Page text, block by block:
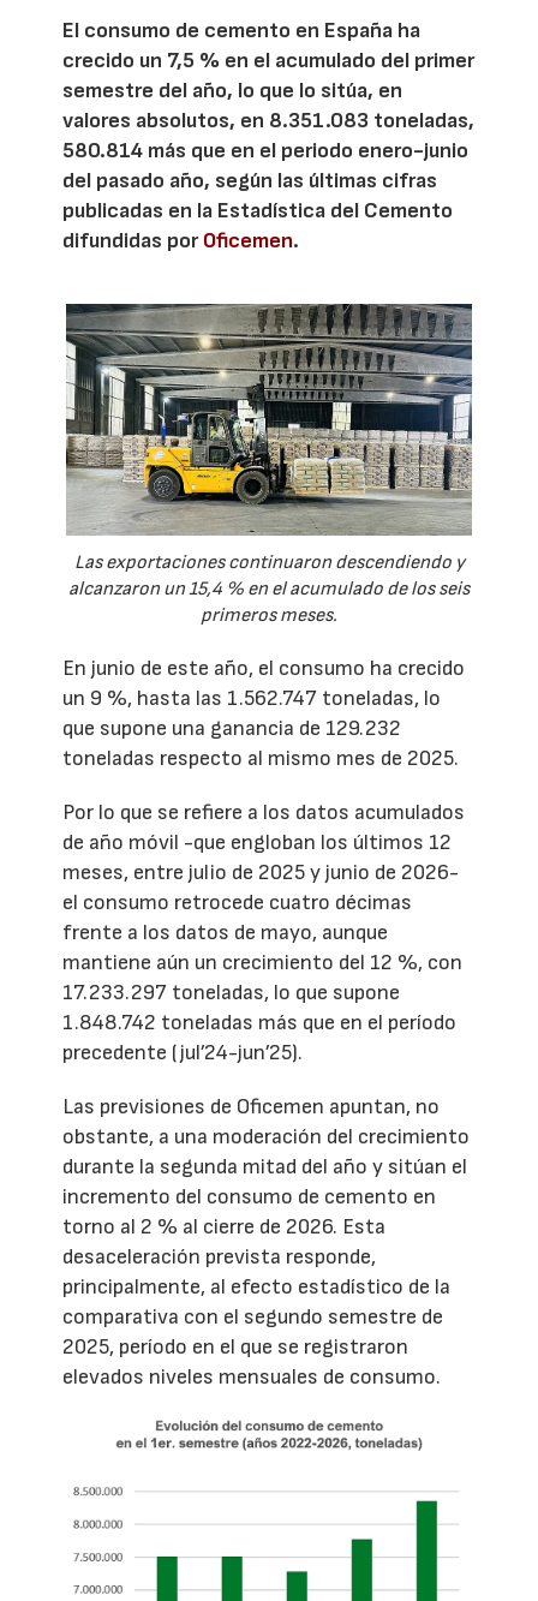
El consumo de cemento en España ha
crecido un 7,5 % en el acumulado del primer
semestre del año, lo que lo sitúa, en
valores absolutos, en 8.351.083 toneladas,
580.814 más que en el periodo enero-junio
del pasado año, según las últimas cifras
publicadas en la Estadística del Cemento
difundidas porOficemen.
Las exportaciones continuaron descendiendo y
alcanzaron un 15,4 % en el acumulado de los seis
primeros meses.
En junio de este año, el consumo ha crecido
un 9 %, hasta las 1.562.747 toneladas, lo
que supone una ganancia de 129.232
toneladas respecto al mismo mes de 2025.
Por lo que se refiere a los datos acumulados
de año móvil -que engloban los últimos 12
meses, entre julio de 2025 y junio de 2026-
el consumo retrocede cuatro décimas
frente a los datos de mayo, aunque
mantiene aún un crecimiento del 12 %, con
17.233.297 toneladas, lo que supone
1.848.742 toneladas más que en el período
precedente (jul’24-jun’25).
Las previsiones de Oficemen apuntan, no
obstante, a una moderación del crecimiento
durante la segunda mitad del año y sitúan el
incremento del consumo de cemento en
torno al 2 % al cierre de 2026. Esta
desaceleración prevista responde,
principalmente, al efecto estadístico de la
comparativa con el segundo semestre de
2025, período en el que se registraron
elevados niveles mensuales de consumo.